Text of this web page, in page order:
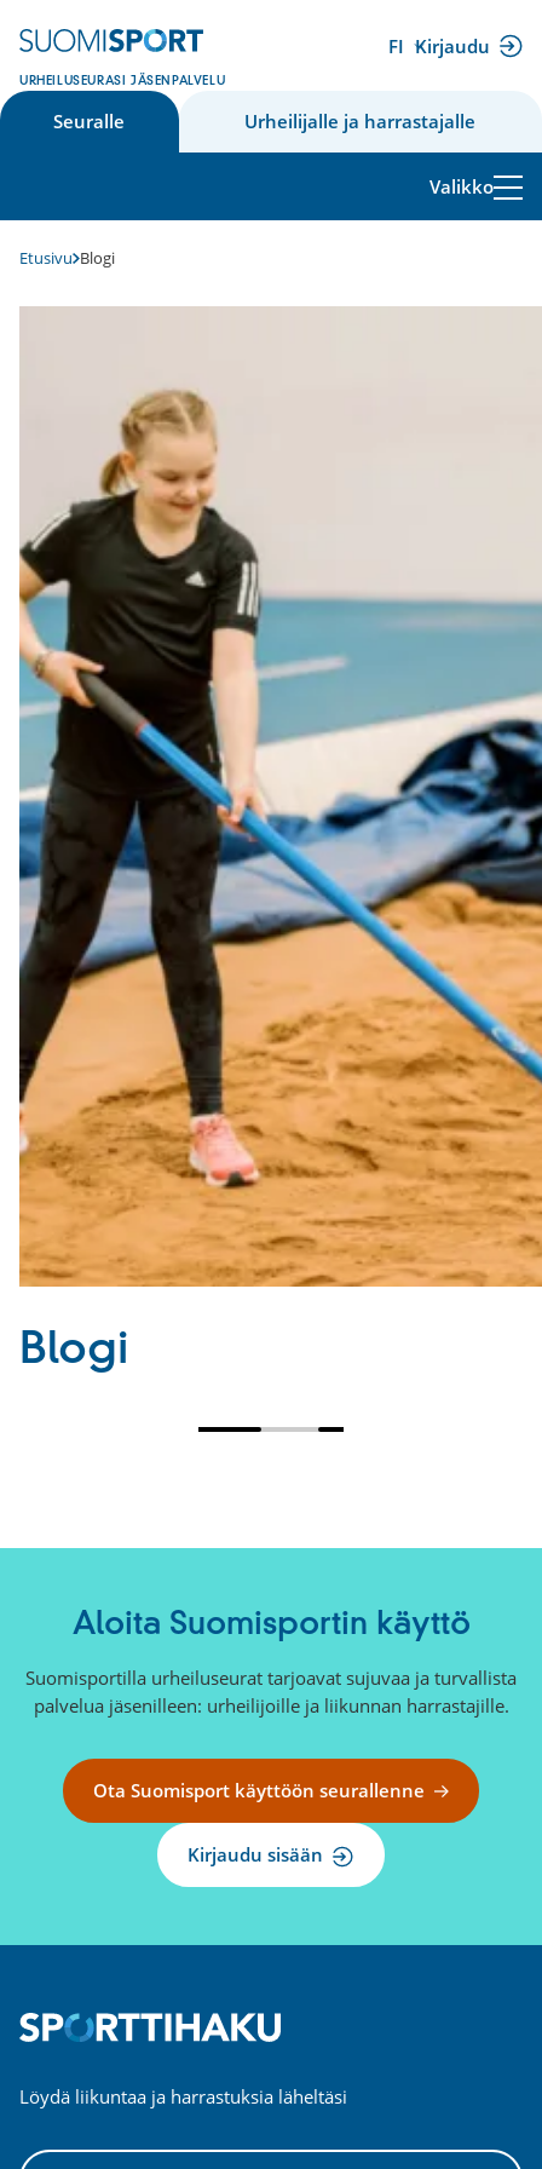
sisältöön
URHEILUSEURASI JÄSENPALVELU
FI Kirjaudu
(ulkoinen
Seuralle
Urheilijalle ja harrastajalle
Valikko
Etusivu Blogi
Blogi
Aloita Suomisportin käyttö
Suomisportilla urheiluseurat tarjoavat sujuvaa ja turvallista
palvelua jäsenilleen: urheilijoille ja liikunnan harrastajille.
Ota Suomisport käyttöön seurallenne
Kirjaudu sisään
Löydä liikuntaa ja harrastuksia läheltäsi
Valitse